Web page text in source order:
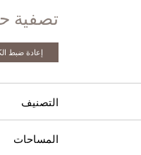
إعادة ضبط
التصنيف
المساحات